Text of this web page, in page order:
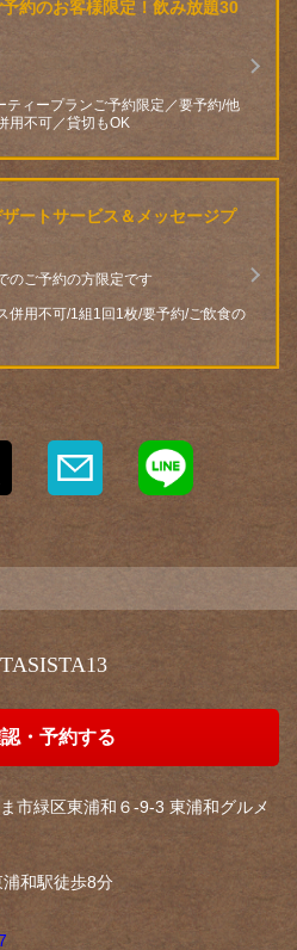
約のお客様限定！飲み放題30
ティープランご予約限定／要予約/他
用不可／貸切もOK
ザートサービス＆メッセージプ
のご予約の方限定です
併用不可/1組1回1枚/要予約/ご飲食の
報をシェアする
FANTASISTA13
9-3 東浦和グルメ館
をコピー
・予約する
市緑区東浦和６-9-3 東浦和グルメ
和駅徒歩8分